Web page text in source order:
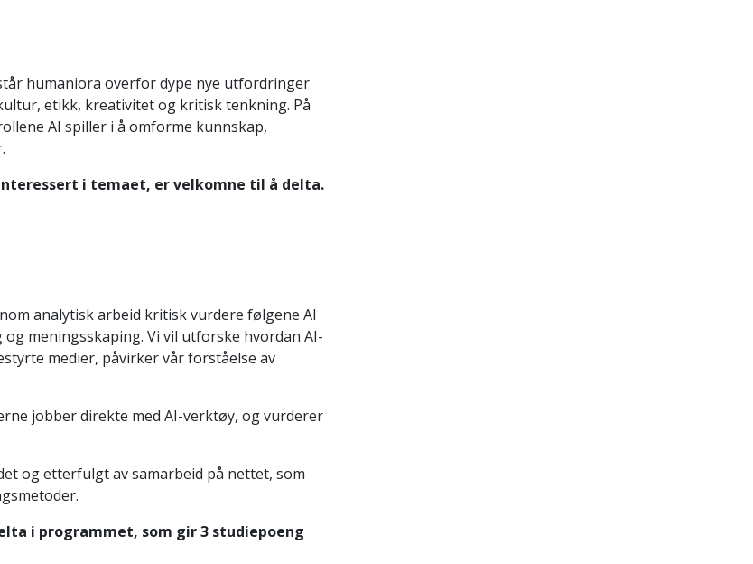
humaniora overfor dype nye utfordringer
etikk, kreativitet og kritisk tenkning. På
AI spiller i å omforme kunnskap,
i temaet, er velkomne til å delta.
analytisk arbeid kritisk vurdere følgene AI
meningsskaping. Vi vil utforske hvordan AI-
medier, påvirker vår forståelse av
jobber direkte med AI-verktøy, og vurderer
og etterfulgt av samarbeid på nettet, som
i programmet, som gir 3 studiepoeng